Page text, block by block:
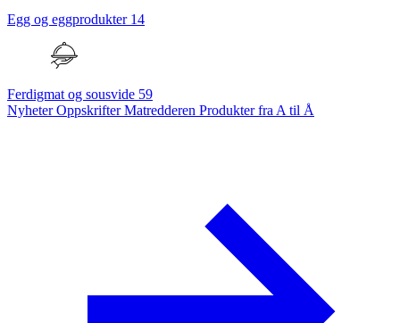
Egg og eggprodukter 14
Ferdigmat og sousvide 59
NyheterOppskrifterMatredderen Produkter fra A til Å